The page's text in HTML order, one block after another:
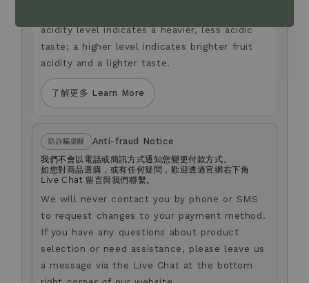
acidity level indicates a heavier, less acidic
taste; a higher level indicates brighter fruit
acidity and a lighter taste.
了解更多 Learn More
防詐騙提醒
Anti-fraud Notice
我們不會以電話或簡訊方式通知您變更付款方式。
如您對商品選購，或有任何疑問，歡迎透過官網右下角
Live Chat 留言與我們聯繫。
We will never contact you by phone or SMS
to request changes to your payment method.
If you have any questions about product
selection or need assistance, please leave us
a message via the Live Chat at the bottom